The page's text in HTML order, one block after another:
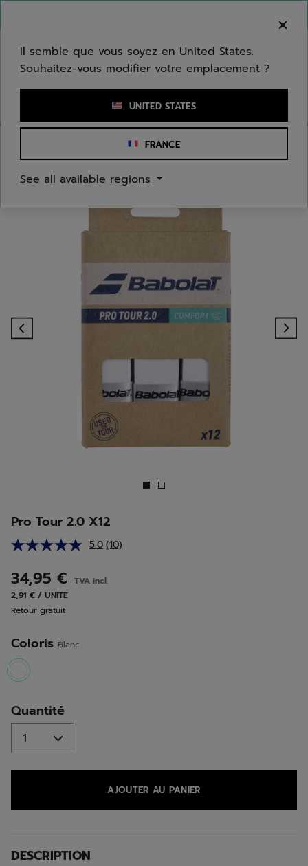
Saisir un mot clé ou un numéro d'article
Pro Tour 2.0 X12
5.0 Lire
Lien
(10)
34,95 €
TVA incl.
2,91 € / UNITE
Retour gratuit
Coloris Blanc
selected
Quantité
AJOUTER AU PANIER
DESCRIPTION
Il semble que vous soyez en United States.
Souhaitez-vous modifier votre emplacement ?
UNITED STATES
FRANCE
See all available regions